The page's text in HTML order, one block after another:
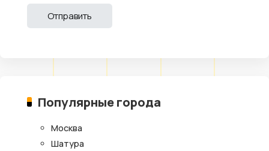
Популярные города
Москва
Шатура